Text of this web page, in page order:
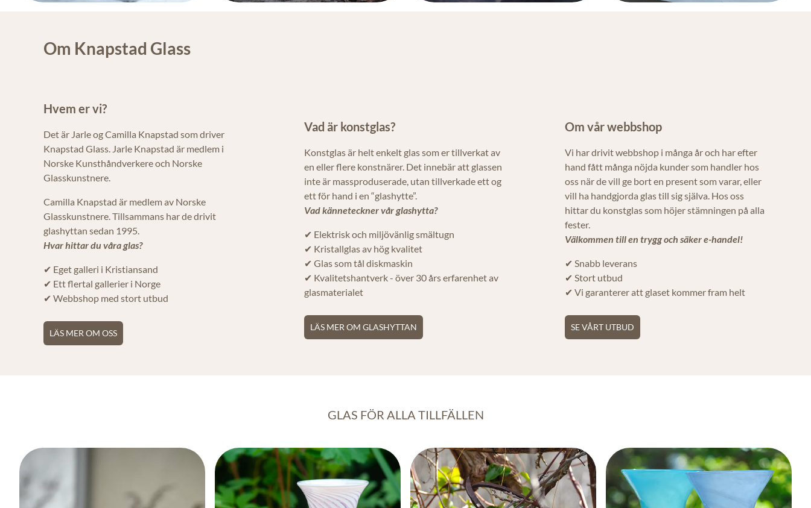
Om Knapstad Glass
Hvem er vi?
Det är Jarle og Camilla Knapstad som driver
Knapstad Glass. Jarle Knapstad är medlem i
Norske Kunsthåndverkere och Norske
Glasskunstnere.
Camilla Knapstad är medlem av Norske
Glasskunstnere. Tillsammans har de drivit
glashyttan sedan 1995.
Hvar hittar du våra glas?
✔ Eget galleri i Kristiansand
✔ Ett flertal gallerier i Norge
✔ Webbshop med stort utbud
LÄS MER OM OSS
Vad är konstglas?
Konstglas är helt enkelt glas som er tillverkat av
en eller flere konstnärer. Det innebär att glassen
inte är massproduserade, utan tillverkade ett og
ett för hand i en “glashytte”.
Vad känneteckner vår glashytta?
✔ Elektrisk och miljövänlig smältugn
✔ Kristallglas av hög kvalitet
✔ Glas som tål diskmaskin
✔ Kvalitetshantverk - över 30 års erfarenhet av
glasmaterialet
LÄS MER OM GLASHYTTAN
Om vår webbshop
Vi har drivit webbshop i många år och har efter
hand fått många nöjda kunder som handler hos
oss när de vill ge bort en present som varar, eller
vill ha handgjorda glas till sig själva. Hos oss
hittar du konstglas som höjer stämningen på alla
fester.
Välkommen till en trygg och säker e-handel!
✔ Snabb leverans
✔ Stort utbud
✔ Vi garanterer att glaset kommer fram helt
SE VÅRT UTBUD
GLAS FÖR ALLA TILLFÄLLEN